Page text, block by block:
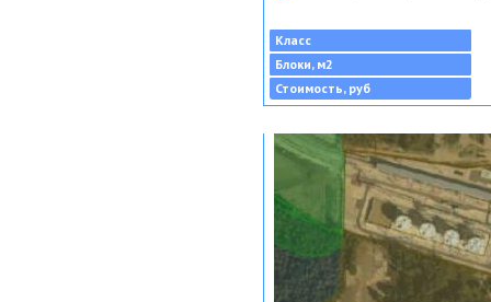
Класс
Блоки, м2
Стоимость, руб